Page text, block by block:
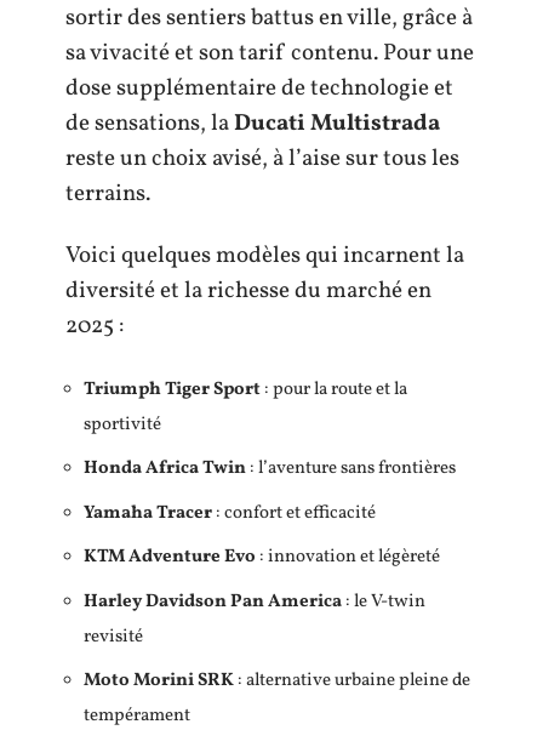
sortir des sentiers battus en ville, grâce à
sa vivacité et son tarif contenu. Pour une
dose supplémentaire de technologie et
de sensations, laDucati Multistrada
reste un choix avisé, à l’aise sur tous les
terrains.
Voici quelques modèles qui incarnent la
diversité et la richesse du marché en
2025 :
Triumph Tiger Sport: pour la route et la
sportivité
Honda Africa Twin: l’aventure sans frontières
Yamaha Tracer: confort et efficacité
KTM Adventure Evo : innovation et légèreté
Harley Davidson Pan America: le V-twin
revisité
Moto Morini SRK: alternative urbaine pleine de
tempérament